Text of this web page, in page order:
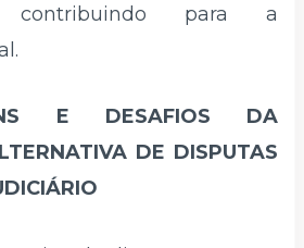
contribuindo para a
E DESAFIOS DA
DE DISPUTAS